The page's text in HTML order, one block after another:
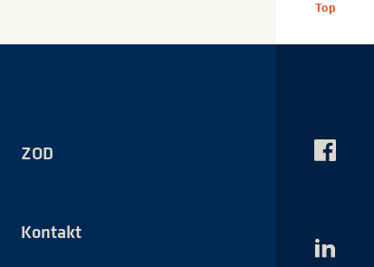
ZOD
Kontakt
Das
Das